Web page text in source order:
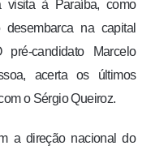
visita à Paraíba, como
na capital
candidato Marcelo
acerta os últimos
o Sérgio Queiroz.
a direção nacional do